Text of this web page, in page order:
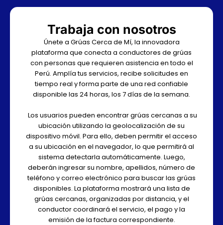
Trabaja con nosotros
Únete a Grúas Cerca de Mí, la innovadora
plataforma que conecta a conductores de grúas
con personas que requieren asistencia en todo el
Perú. Amplía tus servicios, recibe solicitudes en
tiempo real y forma parte de una red confiable
disponible las 24 horas, los 7 días de la semana.
Los usuarios pueden encontrar grúas cercanas a su
ubicación utilizando la geolocalización de su
dispositivo móvil. Para ello, deben permitir el acceso
a su ubicación en el navegador, lo que permitirá al
sistema detectarla automáticamente. Luego,
deberán ingresar su nombre, apellidos, número de
teléfono y correo electrónico para buscar las grúas
disponibles. La plataforma mostrará una lista de
grúas cercanas, organizadas por distancia, y el
conductor coordinará el servicio, el pago y la
emisión de la factura correspondiente.